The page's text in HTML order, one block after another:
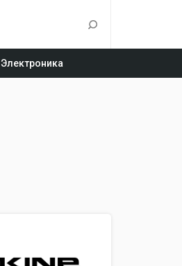
Электроника